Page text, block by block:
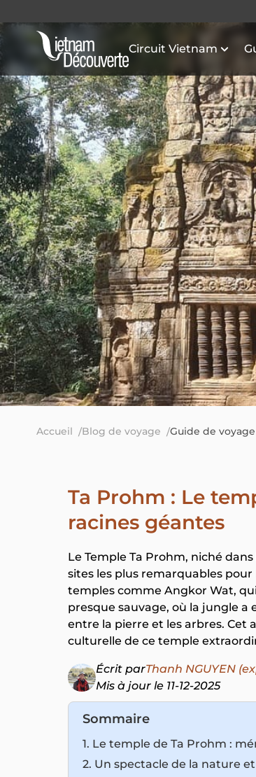
Circuit Vietnam
Accueil Blog de voyage Guide de
Ta Prohm : Le
racines géantes
Le Temple Ta Prohm, niché
sites les plus remarquables
temples comme Angkor Wat,
presque sauvage, où la jungle
entre la pierre et les arbres. Cet
culturelle de ce temple
Écrit parThanh NGUYEN
Mis à jour le 11-12-2025
Sommaire
1. Le temple de Ta Prohm :
2. Un spectacle de la nature